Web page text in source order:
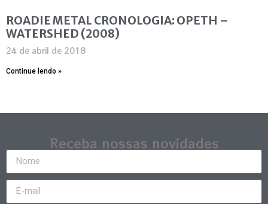
ROADIE METAL CRONOLOGIA: OPETH –
WATERSHED (2008)
24 de abril de 2018
Continue lendo »
Receba nossas novidades